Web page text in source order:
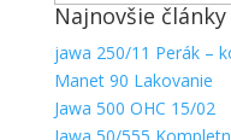
Najnovšie články
jawa 250/11 Perák –
Manet 90 Lakovanie
Jawa 500 OHC 15/02